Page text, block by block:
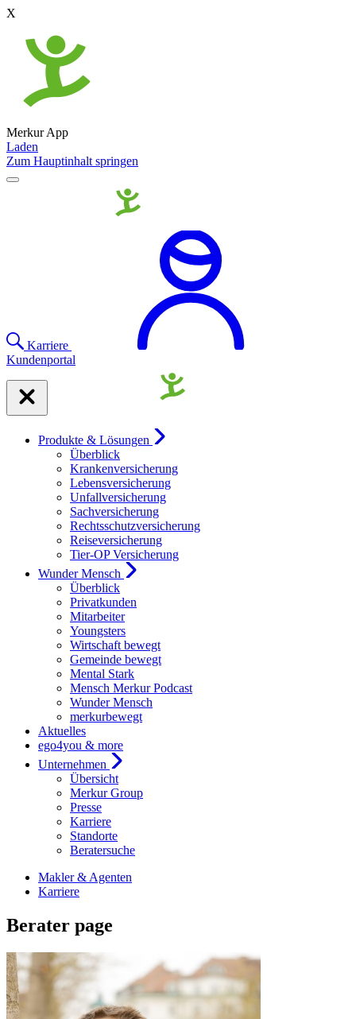
X
Merkur App
Laden
Zum Hauptinhalt springen
Karriere
Kundenportal
Produkte & Lösungen
Überblick
Krankenversicherung
Lebensversicherung
Unfallversicherung
Sachversicherung
Rechtsschutzversicherung
Reiseversicherung
Tier-OP Versicherung
Wunder Mensch
Überblick
Privatkunden
Mitarbeiter
Youngsters
Wirtschaft bewegt
Gemeinde bewegt
Mental Stark
Mensch Merkur Podcast
Wunder Mensch
merkurbewegt
Aktuelles
ego4you & more
Unternehmen
Übersicht
Merkur Group
Presse
Karriere
Standorte
Beratersuche
Makler & Agenten
Karriere
Berater page